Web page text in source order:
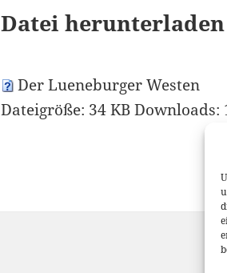
Datei herunterladen
Der Lueneburger Westen
Dateigröße: 34 KB Downloads: